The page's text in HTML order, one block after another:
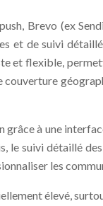
Brevo (ex
et de suivi
et flexible,
grâce à une
le suivi détaillé
les
élevé,